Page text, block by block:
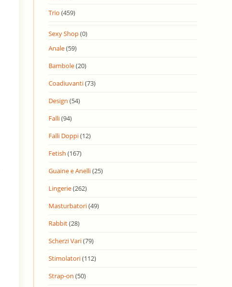
Trio (459)
Sexy Shop(0)
Anale(59)
Bambole(20)
Coadiuvanti(73)
Design (54)
Falli(94)
Falli Doppi(12)
Fetish (167)
Guaine e Anelli(25)
Lingerie(262)
Masturbatori(49)
Rabbit(28)
Scherzi Vari(79)
Stimolatori(112)
Strap-on (50)